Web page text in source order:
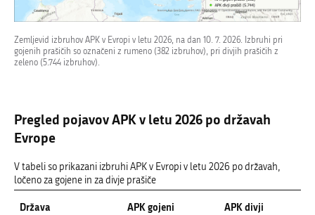
Zemljevid izbruhov APK v Evropi v letu 2026, na dan 10. 7. 2026. Izbruhi pri
gojenih prašičih so označeni z rumeno (382 izbruhov), pri divjih prašičih z
zeleno (5.744 izbruhov).
Pregled pojavov APK v letu 2026 po državah
Evrope
V tabeli so prikazani izbruhi APK v Evropi v letu 2026 po državah,
ločeno za gojene in za divje prašiče
Država
APK gojeni
APK divji